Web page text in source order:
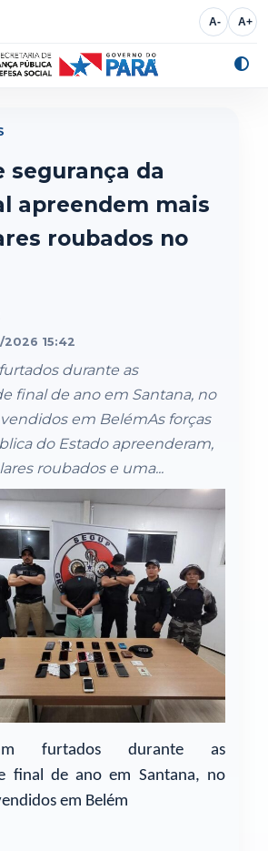
A- A+
segurança da
apreendem mais
roubados no
15:42
durante as
final de ano em Santana, no
em BelémAs forças
do Estado apreenderam,
roubados e uma...
furtados durante as
final de ano em Santana, no
em Belém